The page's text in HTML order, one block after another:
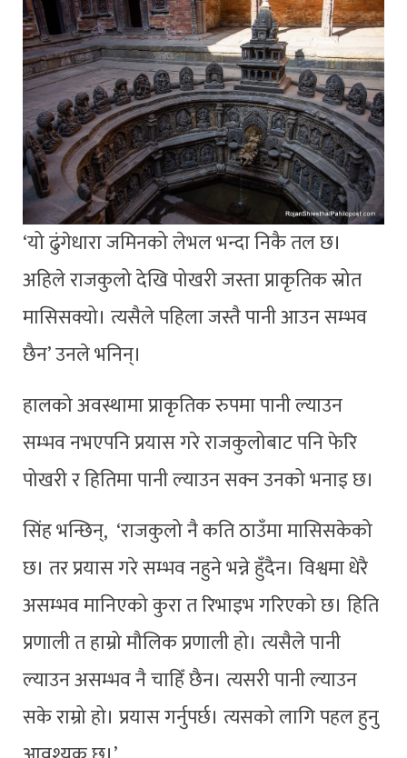
‘यो ढुंगेधारा जमिनको लेभल भन्दा निकै तल छ।
अहिले राजकुलो देखि पोखरी जस्ता प्राकृतिक स्रोत
मासिसक्यो। त्यसैले पहिला जस्तै पानी आउन सम्भव
छैन’ उनले भनिन्।
हालको अवस्थामा प्राकृतिक रुपमा पानी ल्याउन
सम्भव नभएपनि प्रयास गरे राजकुलोबाट पनि फेरि
पोखरी र हितिमा पानी ल्याउन सक्न उनको भनाइ छ।
सिंह भन्छिन्, ‘राजकुलो नै कति ठाउँमा मासिसकेको
छ। तर प्रयास गरे सम्भव नहुने भन्ने हुँदैन। विश्वमा धेरै
असम्भव मानिएको कुरा त रिभाइभ गरिएको छ। हिति
प्रणाली त हाम्रो मौलिक प्रणाली हो। त्यसैले पानी
ल्याउन असम्भव नै चाहिँ छैन। त्यसरी पानी ल्याउन
सके राम्रो हो। प्रयास गर्नुपर्छ। त्यसको लागि पहल हुनु